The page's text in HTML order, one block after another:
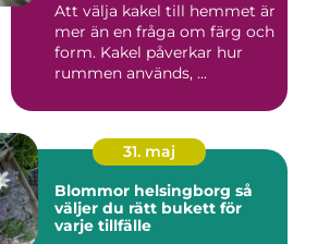
Att välja kakel till hemmet är
mer än en fråga om färg och
form. Kakel påverkar hur
rummen används, ...
31. maj
Blommor helsingborg så
väljer du rätt bukett för
varje tillfälle